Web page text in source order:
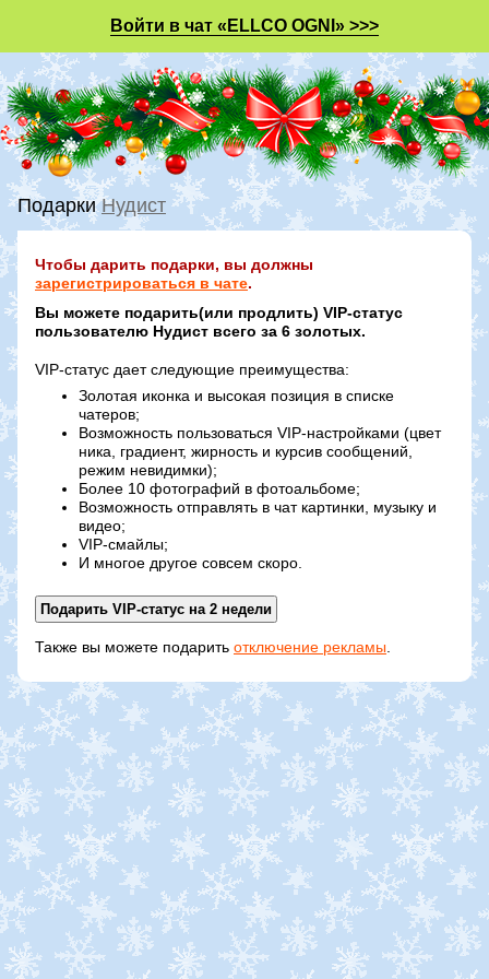
Войти в чат «ELLCO OGNI» >>>
ПодаркиНудист
Чтобы дарить подарки, вы должны
зарегистрироваться в чате.
Вы можете подарить(или продлить) VIP-статус
пользователю Нудист всего за 6 золотых.
VIP-статус дает следующие преимущества:
Золотая иконка и высокая позиция в списке
чатеров;
Возможность пользоваться VIP-настройками (цвет
ника, градиент, жирность и курсив сообщений,
режим невидимки);
Более 10 фотографий в фотоальбоме;
Возможность отправлять в чат картинки, музыку и
видео;
VIP-смайлы;
И многое другое совсем скоро.
Также вы можете подарить отключение рекламы